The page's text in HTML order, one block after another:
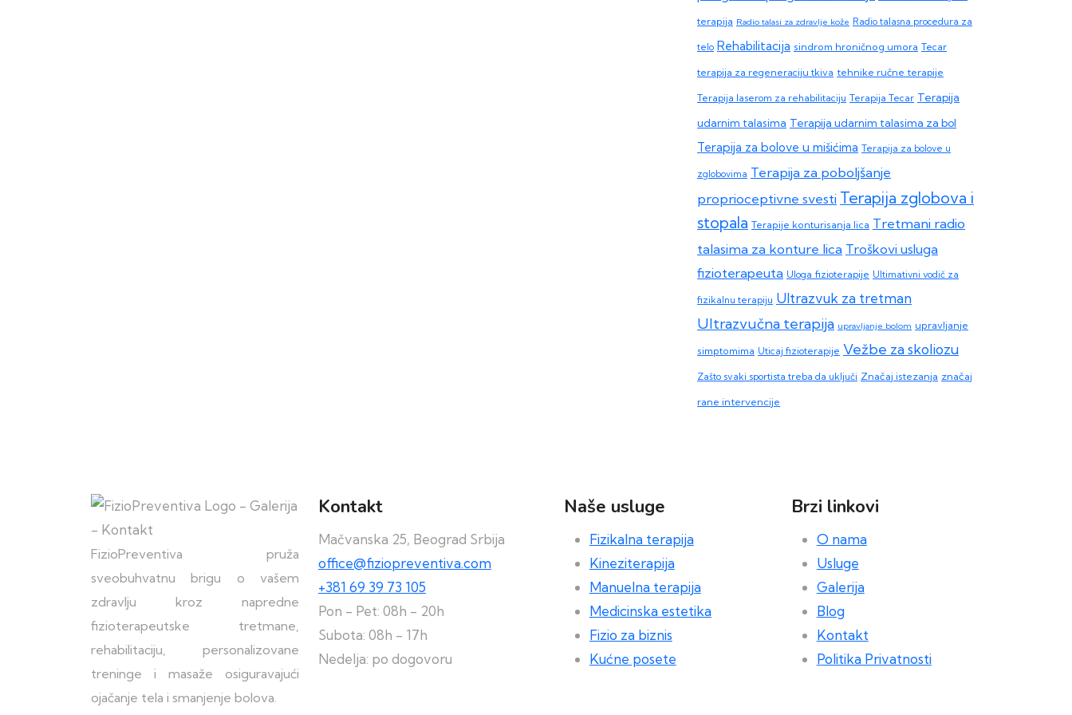
terapija Radio talasi za zdravlje kože Radio talasna procedura za
telo Rehabilitacija sindrom hroničnog umora Tecar
terapija za regeneraciju tkiva tehnike ručne terapije
Terapija laserom za rehabilitaciju Terapija Tecar Terapija
udarnim talasima Terapija udarnim talasima za bol
Terapija za bolove u mišićima Terapija za bolove u
zglobovima Terapija za poboljšanje
proprioceptivne svesti Terapija zglobova i
stopala Terapije konturisanja lica Tretmani radio
talasima za konture lica Troškovi usluga
fizioterapeuta Uloga fizioterapije Ultimativni vodič za
fizikalnu terapiju Ultrazvuk za tretman
Ultrazvučna terapija upravljanje bolom upravljanje
simptomima Uticaj fizioterapije Vežbe za skoliozu
Zašto svaki sportista treba da uključi Značaj istezanja značaj
rane intervencije
FizioPreventiva pruža
sveobuhvatnu brigu o vašem
zdravlju kroz napredne
fizioterapeutske tretmane,
rehabilitaciju, personalizovane
treninge i masaže osiguravajući
ojačanje tela i smanjenje bolova.
Kontakt
Mačvanska 25, Beograd Srbija
office@fiziopreventiva.com
+381 69 39 73 105
Pon - Pet: 08h - 20h
Subota: 08h - 17h
Nedelja: po dogovoru
Naše usluge
Fizikalna terapija
Kineziterapija
Manuelna terapija
Medicinska estetika
Fizio za biznis
Kućne posete
Brzi linkovi
O nama
Usluge
Galerija
Blog
Kontakt
Politika Privatnosti